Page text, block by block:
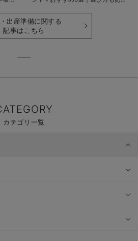
出産準備に関する
記事はこちら
カテゴリ一覧